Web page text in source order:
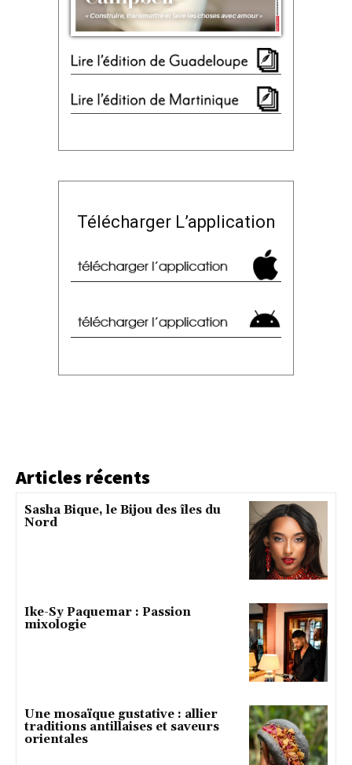
Télécharger L’application
Articles récents
Sasha Bique, le Bijou des îles du
Nord
Ike-Sy Paquemar : Passion
mixologie
Une mosaïque gustative : allier
traditions antillaises et saveurs
orientales